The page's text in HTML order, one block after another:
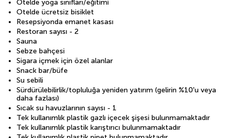
Otelde yoga sınıfları/eğitimi
Otelde ücretsiz bisiklet
Resepsiyonda emanet kasası
Restoran sayısı - 2
Sauna
Sebze bahçesi
Sigara içmek için özel alanlar
Snack bar/büfe
Su sebili
Sürdürülebilirlik/topluluğa yeniden yatırım (gelirin %10'u veya
daha fazlası)
Sıcak su havuzlarının sayısı - 1
Tek kullanımlık plastik gazlı içecek şişesi bulunmamaktadır
Tek kullanımlık plastik karıştırıcı bulunmamaktadır